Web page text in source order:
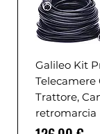
Galileo Kit
Telecamere
Trattore,
retromarcia